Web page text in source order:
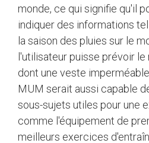
monde, ce qui signifie qu'il
indiquer des informations
la saison des pluies sur le
l'utilisateur puisse prévoir
dont une veste
MUM serait aussi capable
sous-sujets utiles pour une
comme l'équipement de
meilleurs exercices